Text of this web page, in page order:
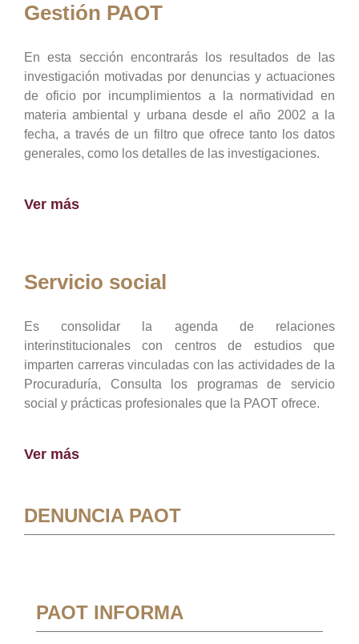
Gestión PAOT
En esta sección encontrarás los resultados de las
investigación motivadas por denuncias y actuaciones
de oficio por incumplimientos a la normatividad en
materia ambiental y urbana desde el año 2002 a la
fecha, a través de un filtro que ofrece tanto los datos
generales, como los detalles de las investigaciones.
Ver más
Servicio social
Es consolidar la agenda de relaciones
interinstitucionales con centros de estudios que
imparten carreras vinculadas con las actividades de la
Procuraduría, Consulta los programas de servicio
social y prácticas profesionales que la PAOT ofrece.
Ver más
DENUNCIA PAOT
PAOT INFORMA